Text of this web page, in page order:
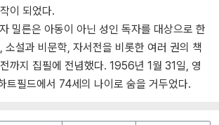
이 되었다.
밀른은 아동이 아닌 성인 독자를 대상으로 한
소설과 비문학, 자서전을 비롯한 여러 권의 책
까지 집필에 전념했다. 1956년 1월 31일, 영
트필드에서 74세의 나이로 숨을 거두었다.